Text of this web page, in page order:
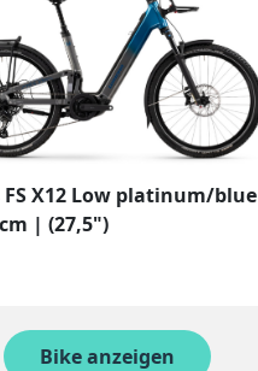
X12 Low platinum/blue
| (27,5")
Bike anzeigen